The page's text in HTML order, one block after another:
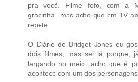
pra você. Filme fofo, com a
gracinha...mas acho que em TV
repete.
O Diário de Bridget Jones eu
dois filmes, mas sei lá porque,
largando no meio...acho que é
acontece com um dos